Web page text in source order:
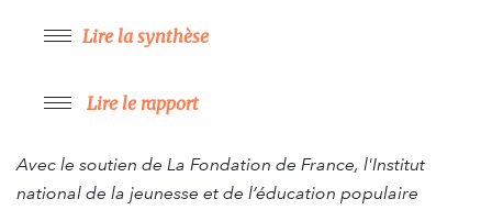
Lire la synthèse
Lire le rapport
Avec le soutien de La Fondation de France, l'Institut
national de la jeunesse et de l’éducation populaire